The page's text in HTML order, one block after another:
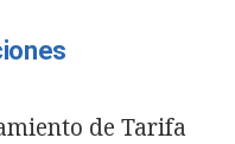
de Tarifa